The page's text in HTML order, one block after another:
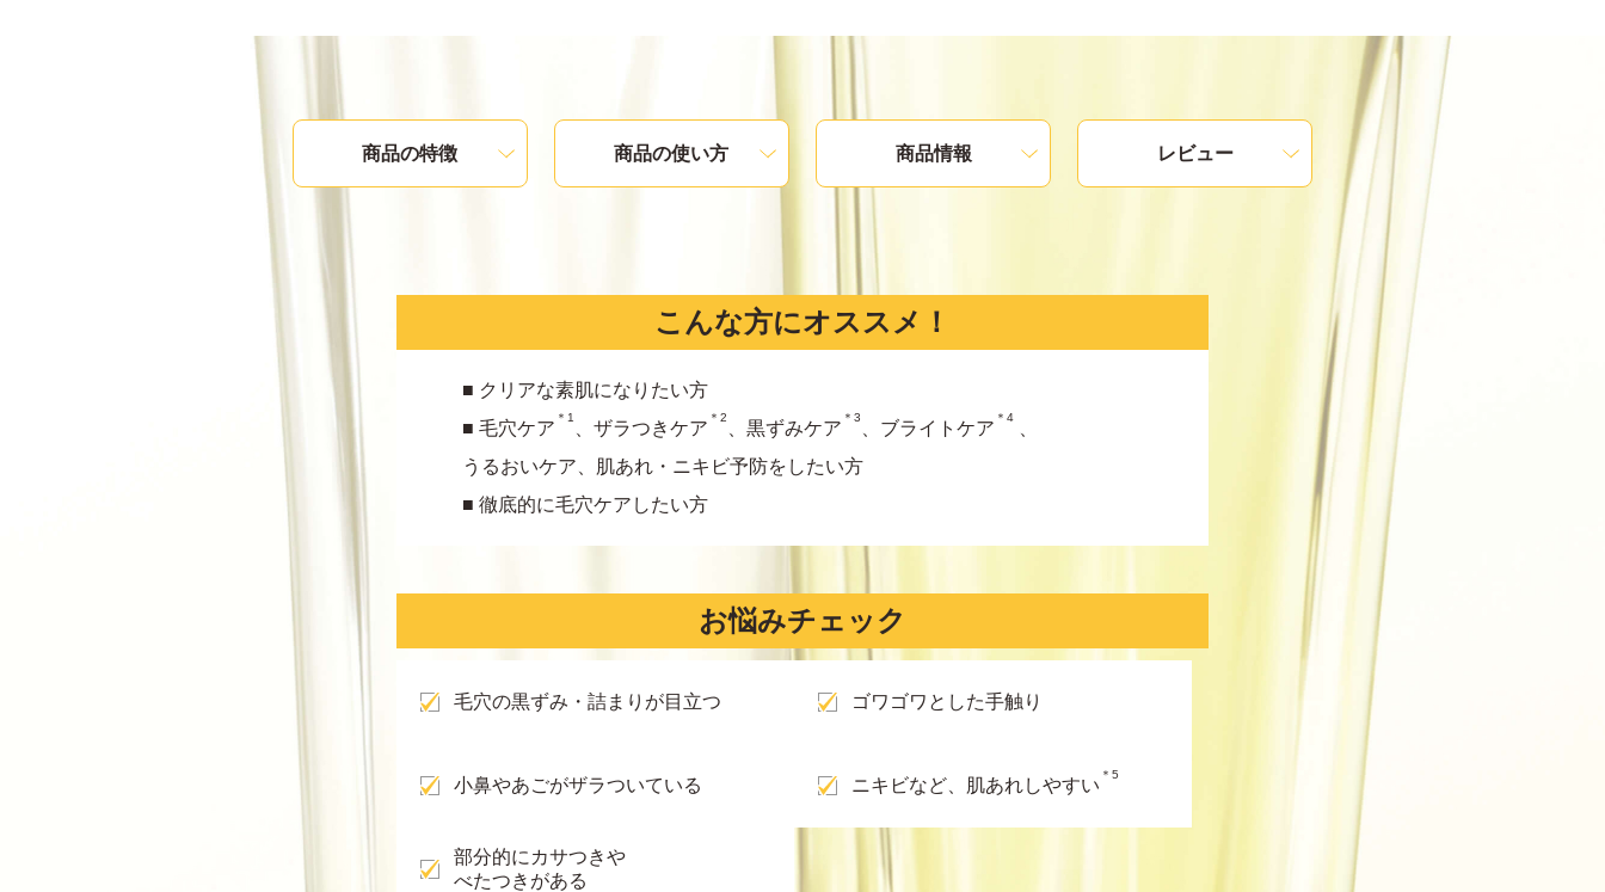
商品の特徴 商品の使い方 商品情報 レビュー
こんな方にオススメ！
■ クリアな素肌になりたい方
■ 毛穴ケア
＊1
、ザラつきケア
＊2
、黒ずみケア
＊3
、ブライトケア
＊4
うるおいケア、肌あれ・ニキビ予防をしたい方
■ 徹底的に毛穴ケアしたい方
お悩みチェック
毛穴の黒ずみ・詰まりが目立つ ゴワゴワとした手触り
小鼻やあごがザラついている ニキビなど、肌あれしやすい
＊5
部分的にカサつきや
べたつきがある